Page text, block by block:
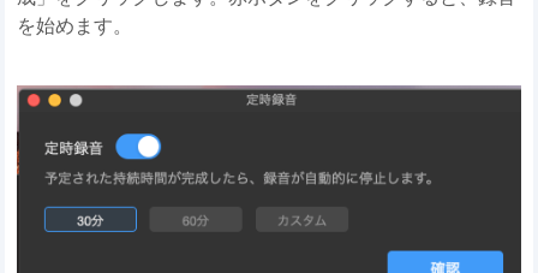
を始めます。